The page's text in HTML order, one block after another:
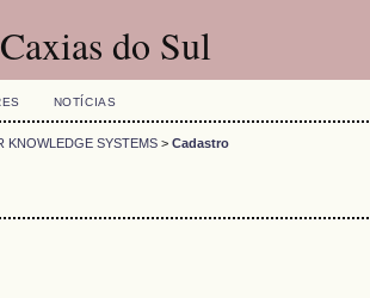
do Sul
NOTÍCIAS
KNOWLEDGE SYSTEMS >Cadastro